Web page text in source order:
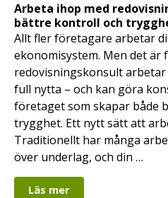
Arbeta ihop med
bättre kontroll och
Allt fler företagare arbetar
ekonomisystem. Men det är
redovisningskonsult
full nytta – och kan göra
företaget som skapar både
trygghet. Ett nytt sätt att
Traditionellt har många
över underlag, och din …
Läs mer